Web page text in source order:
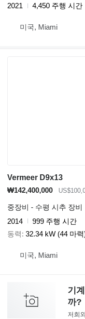
2021
4,450 주행 시간
미국, Miami
Vermeer D9x13
₩142,400,000
중장비 - 수평 시추 장비
2014
999 주행 시간
동력 32.34 kW (44 마력
미국, Miami
기
까?
저희